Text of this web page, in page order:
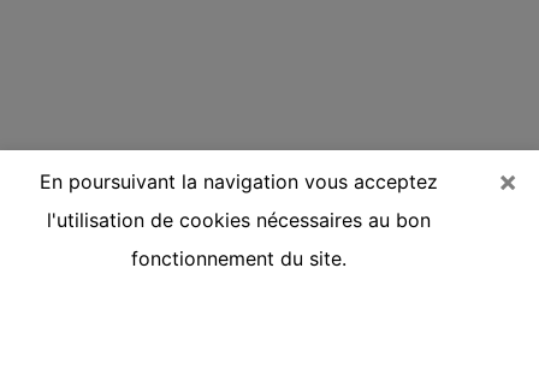
×
En poursuivant la navigation vous acceptez
l'utilisation de cookies nécessaires au bon
fonctionnement du site.